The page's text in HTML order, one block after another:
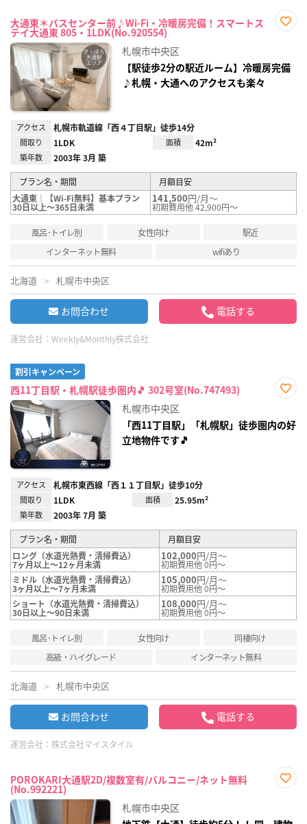
大通東＊バスセンター前♪Wi-Fi・冷暖房完備！スマートス
テイ大通東 805・1LDK(No.920554)
録
札幌市中央区
【駅徒歩2分の駅近ルーム】冷暖房完備
♪札幌・大通へのアクセスも楽々
アクセス 札幌市軌道線「西４丁目駅」徒歩14分
間取り 1LDK 面積 42m²
築年数 2003年 3月 築
プラン名・期間
月額目安
大通東｜【Wi-Fi無料】基本プラン
30日以上～365日未満
141,500円/月～
初期費用他 42,900円～
風呂･トイレ別 女性向け
駅近
インターネット無料
wifiあり
北海道 札幌市中央区
お問合わせ 電話する
運営会社： Weekly&Monthly株式会社
割引キャンペーン
西11丁目駅・札幌駅徒歩圏内🎵 302号室(No.747493)
り登
録
札幌市中央区
「西11丁目駅」「札幌駅」徒歩圏内の好
立地物件です🎵
アクセス 札幌市東西線「西１１丁目駅」徒歩10分
間取り 1LDK 面積 25.95m²
築年数 2003年 7月 築
プラン名・期間
月額目安
ロング（水道光熱費・清掃費込）
7ヶ月以上～12ヶ月未満
102,000円/月～
初期費用他 0円～
ミドル（水道光熱費・清掃費込）
3ヶ月以上～7ヶ月未満
105,000円/月～
初期費用他 0円～
ショート（水道光熱費・清掃費込）
30日以上～90日未満
108,000円/月～
初期費用他 0円～
風呂･トイレ別 女性向け
同棲向け
高級・ハイグレード
インターネット無料
北海道 札幌市中央区
お問合わせ 電話する
運営会社： 株式会社マイスタイル
POROKARI大通駅2D/複数室有/バルコニー/ネット無料
(No.992221)
札幌市中央区